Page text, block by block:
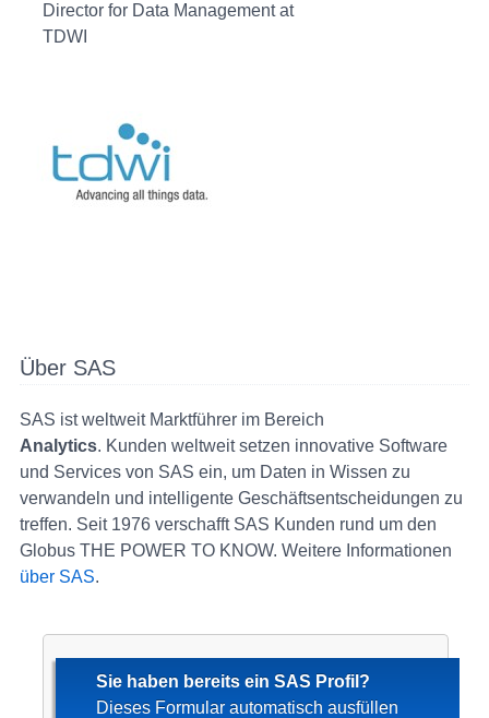
Director for Data Management at
TDWI
Über SAS
SAS ist weltweit Marktführer im Bereich
Analytics. Kunden weltweit setzen innovative Software
und Services von SAS ein, um Daten in Wissen zu
verwandeln und intelligente Geschäftsentscheidungen zu
treffen. Seit 1976 verschafft SAS Kunden rund um den
Globus THE POWER TO KNOW. Weitere Informationen
über SAS.
Sie haben bereits ein SAS Profil?
Dieses Formular automatisch ausfüllen